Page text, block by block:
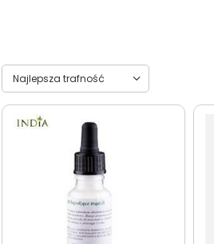
Wybierz sortowanie
Najlepsza trafność